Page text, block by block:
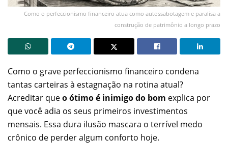
Como o perfeccionismo financeiro atua como autossabotagem e paralisa a
construção de patrimônio a longo prazo
Como o grave perfeccionismo financeiro condena
tantas carteiras à estagnação na rotina atual?
Acreditar queo ótimo é inimigo do bom explica por
que você adia os seus primeiros investimentos
mensais. Essa dura ilusão mascara o terrível medo
crônico de perder algum conforto hoje.